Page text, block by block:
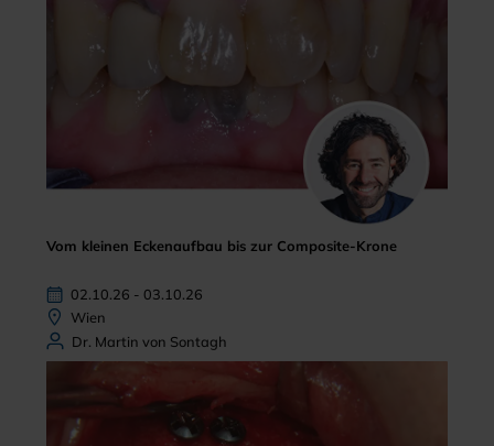
Vom kleinen Eckenaufbau bis zur Composite-Krone
02.10.26 - 03.10.26
Wien
Dr. Martin von Sontagh